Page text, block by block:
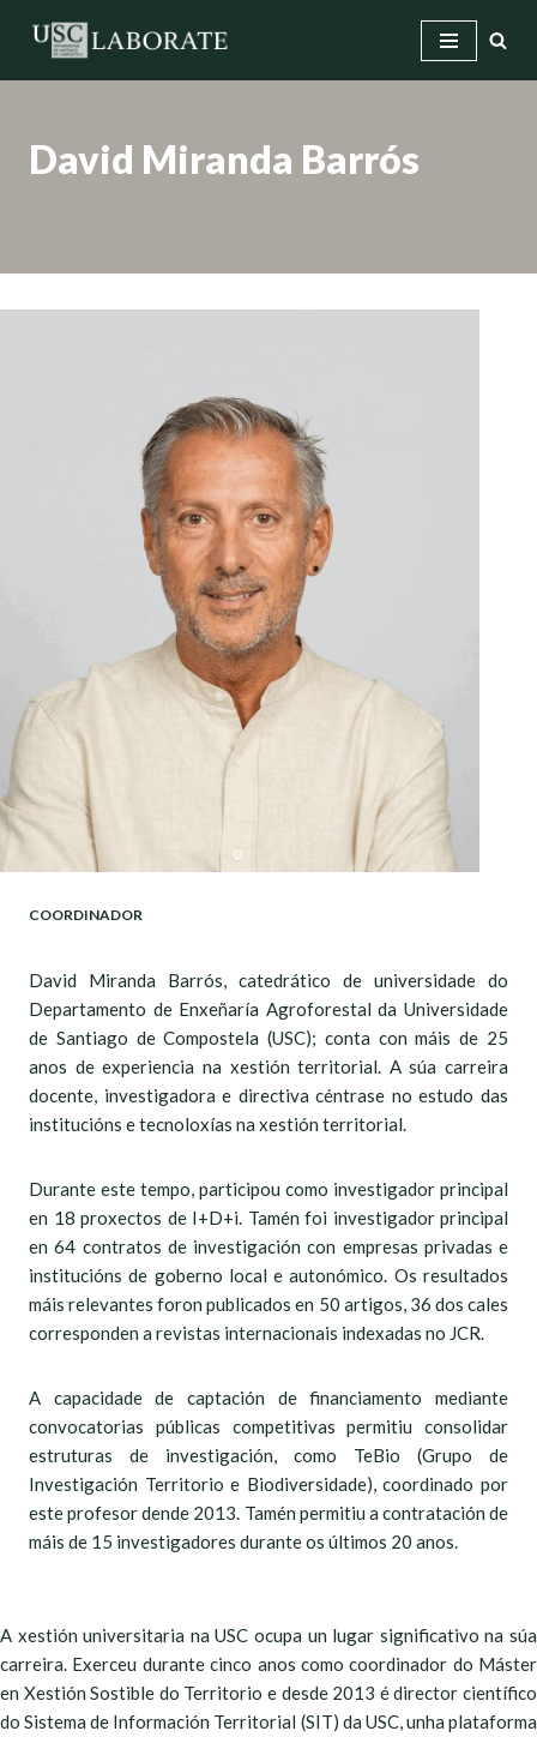
Saltar
David Miranda Barrós
COORDINADOR
David Miranda Barrós, catedrático de universidade do
Departamento de Enxeñaría Agroforestal da Universidade
de Santiago de Compostela (USC); conta con máis de 25
anos de experiencia na xestión territorial. A súa carreira
docente, investigadora e directiva céntrase no estudo das
institucións e tecnoloxías na xestión territorial.
Durante este tempo, participou como investigador principal
en 18 proxectos de I+D+i. Tamén foi investigador principal
en 64 contratos de investigación con empresas privadas e
institucións de goberno local e autonómico. Os resultados
máis relevantes foron publicados en 50 artigos, 36 dos cales
corresponden a revistas internacionais indexadas no JCR.
A capacidade de captación de financiamento mediante
convocatorias públicas competitivas permitiu consolidar
estruturas de investigación, como TeBio (Grupo de
Investigación Territorio e Biodiversidade), coordinado por
este profesor dende 2013. Tamén permitiu a contratación de
máis de 15 investigadores durante os últimos 20 anos.
A xestión universitaria na USC ocupa un lugar significativo na súa
carreira. Exerceu durante cinco anos como coordinador do Máster
en Xestión Sostible do Territorio e desde 2013 é director científico
do Sistema de Información Territorial (SIT) da USC, unha plataforma